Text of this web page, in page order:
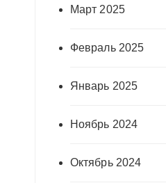
Март 2025
Февраль 2025
Январь 2025
Ноябрь 2024
Октябрь 2024